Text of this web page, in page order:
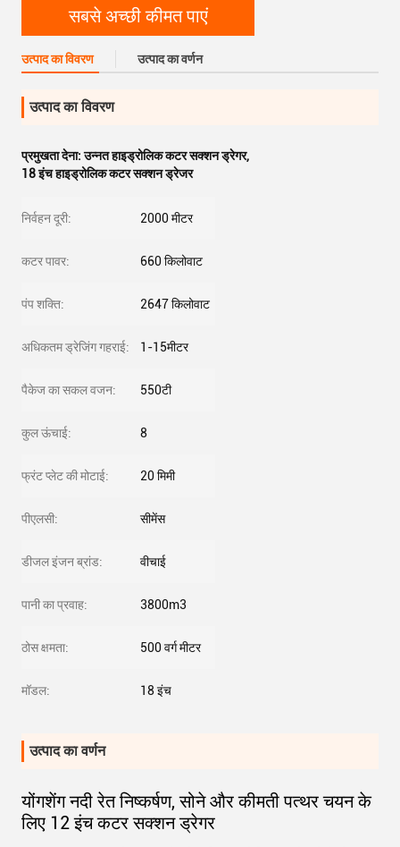
सबसे अच्छी कीमत पाएं
उत्पाद का विवरण उत्पाद का वर्णन
उत्पाद का विवरण
प्रमुखता देना:उन्नत हाइड्रोलिक कटर सक्शन ड्रेगर,
18 इंच हाइड्रोलिक कटर सक्शन ड्रेजर
निर्वहन दूरी: 2000 मीटर
कटर पावर: 660 किलोवाट
पंप शक्ति: 2647 किलोवाट
अधिकतम ड्रेजिंग गहराई: 1-15मीटर
पैकेज का सकल वजन: 550टी
कुल ऊंचाई: 8
फ्रंट प्लेट की मोटाई: 20 मिमी
पीएलसी: सीमेंस
डीजल इंजन ब्रांड: वीचाई
पानी का प्रवाह: 3800m3
ठोस क्षमता: 500 वर्ग मीटर
मॉडल: 18 इंच
उत्पाद का वर्णन
योंगशेंग नदी रेत निष्कर्षण, सोने और कीमती पत्थर चयन के
लिए 12 इंच कटर सक्शन ड्रेगर